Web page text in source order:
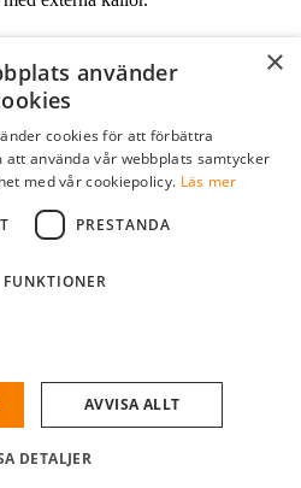
till ditt företag.
×
använder
cookies för att förbättra
att använda vår webbplats samtycker
med vår cookiepolicy. Läs mer
PRESTANDA
FUNKTIONER
AVVISA ALLT
DETALJER